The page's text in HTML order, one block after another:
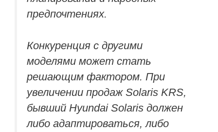
предпочтениях.
Конкуренция с другими
моделями может стать
решающим фактором. При
увеличении продаж Solaris KRS,
бывший Hyundai Solaris должен
либо адаптироваться, либо